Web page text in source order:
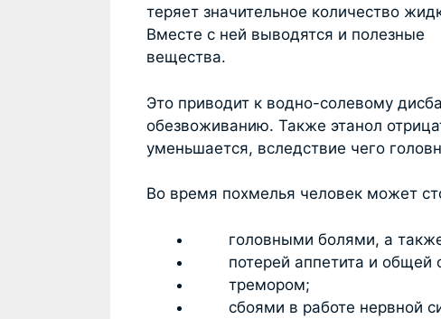
теряет значительное количество
Вместе с ней выводятся и полезные
вещества.
Это приводит к водно-солевому
обезвоживанию. Также этанол
уменьшается, вследствие чего
Во время похмелья человек может
головными болями, а также
потерей аппетита и общей
тремором;
сбоями в работе нервной